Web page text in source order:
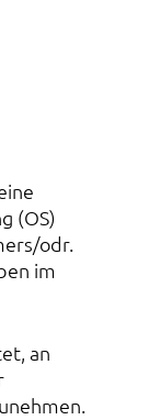
(OS)
odr.
im
an